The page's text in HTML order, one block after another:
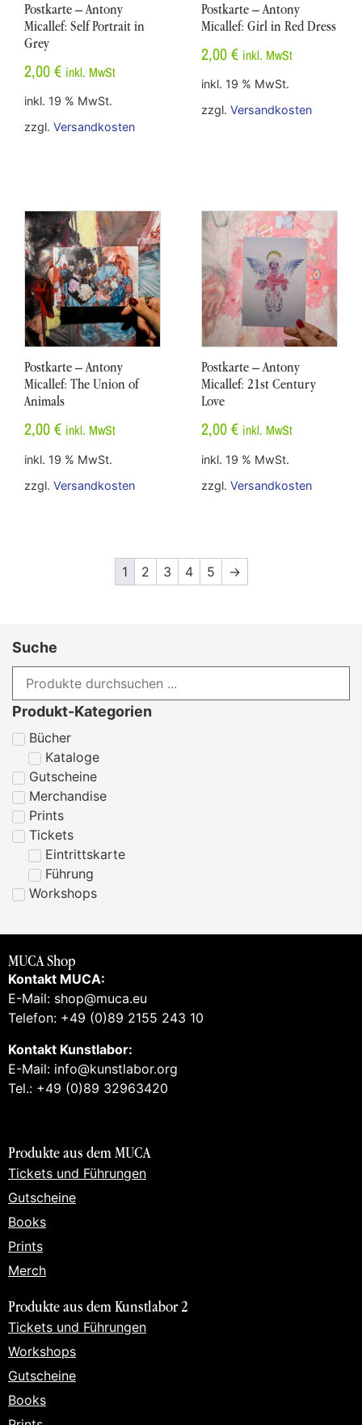
Postkarte – Antony
Micallef: Self Portrait in
Grey
2,00€ inkl. MwSt
inkl. 19 % MwSt.
zzgl. Versandkosten
Postkarte – Antony
Micallef: Girl in Red Dress
2,00€ inkl. MwSt
inkl. 19 % MwSt.
zzgl. Versandkosten
Postkarte – Antony
Micallef: The Union of
Animals
2,00€ inkl. MwSt
inkl. 19 % MwSt.
zzgl. Versandkosten
Postkarte – Antony
Micallef: 21st Century
Love
2,00€ inkl. MwSt
inkl. 19 % MwSt.
zzgl. Versandkosten
1 2 3 4 5 →
Suche
Produkt-Kategorien
Bücher
Kataloge
Gutscheine
Merchandise
Prints
Tickets
Eintrittskarte
Führung
Workshops
MUCA Shop
Kontakt MUCA:
E-Mail: shop@muca.eu
Telefon: +49 (0)89 2155 243 10
Kontakt Kunstlabor:
E-Mail: info@kunstlabor.org
Tel.: +49 (0)89 32963420
Produkte aus dem MUCA
Tickets und Führungen
Gutscheine
Books
Prints
Merch
Produkte aus dem Kunstlabor 2
Tickets und Führungen
Workshops
Gutscheine
Books